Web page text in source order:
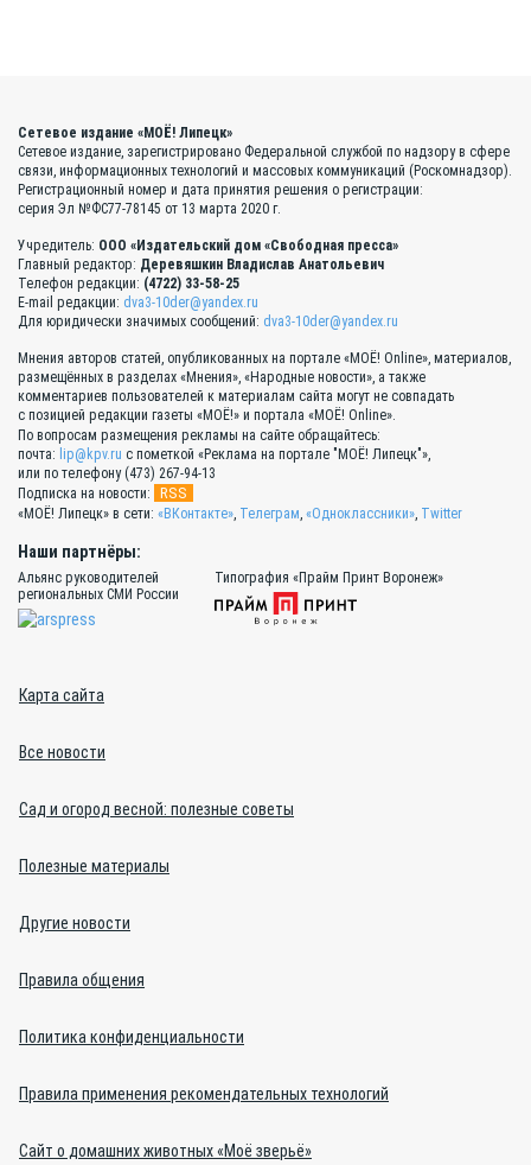
Сетевое издание «МОЁ! Липецк»
Сетевое издание, зарегистрировано Федеральной службой по надзору в сфере
связи, информационных технологий и массовых коммуникаций (Роскомнадзор).
Регистрационный номер и дата принятия решения о регистрации:
серия Эл №ФС77-78145 от 13 марта 2020 г.
Учредитель: ООО «Издательский дом «Свободная пресса»
Главный редактор: Деревяшкин Владислав Анатольевич
Телефон редакции: (4722) 33-58-25
E-mail редакции: dva3-10der@yandex.ru
Для юридически значимых сообщений: dva3-10der@yandex.ru
Мнения авторов статей, опубликованных на портале «МОЁ! Online», материалов,
размещённых в разделах «Мнения», «Народные новости», а также
комментариев пользователей к материалам сайта могут не совпадать
с позицией редакции газеты «МОЁ!» и портала «МОЁ! Online».
По вопросам размещения рекламы на сайте обращайтесь:
почта: lip@kpv.ru с пометкой «Реклама на портале "МОЁ! Липецк"»,
или по телефону (473) 267-94-13
Подписка на новости:
RSS
«МОЁ! Липецк» в сети: «ВКонтакте» Телеграм «Одноклассники» Twitter
Наши партнёры:
Альянс руководителей
региональных СМИ России
Типография «Прайм Принт Воронеж»
Карта сайта
Все новости
Сад и огород весной: полезные советы
Полезные материалы
Другие новости
Правила общения
Политика конфиденциальности
Правила применения рекомендательных технологий
Сайт о домашних животных «Моё зверьё»